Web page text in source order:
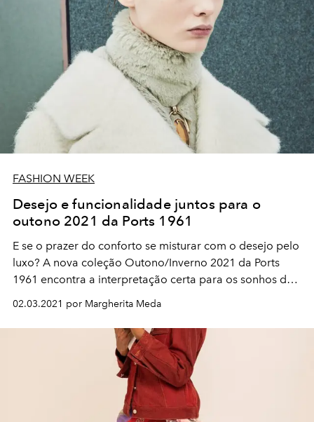
FASHION WEEK
Desejo e funcionalidade juntos para o
outono 2021 da Ports 1961
E se o prazer do conforto se misturar com o desejo pelo
luxo? A nova coleção Outono/Inverno 2021 da Ports
1961 encontra a interpretação certa para os sonhos de
um público recém-chegado de um ano de mudanças.
02.03.2021 por Margherita Meda